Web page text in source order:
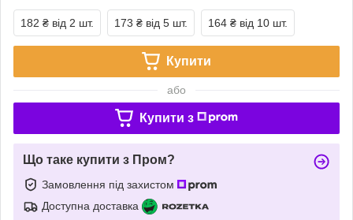
182 ₴ від 2 шт. 173 ₴ від 5 шт. 164 ₴ від 10 шт.
Купити
або
Купити з
Що таке купити з Пром?
Замовлення під захистом
Доступна доставка